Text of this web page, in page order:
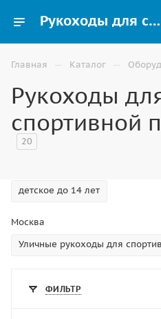
Рукоходы для спортивных площадок купить в Москве | ВИНКО
Главная — Каталог —
Рукоходы
спортивной
20
детское до 14 лет
Москва
Уличные рукоходы для
ФИЛЬТР